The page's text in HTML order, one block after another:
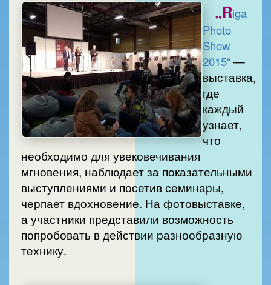
„Riga
Photo
Show
2015“—
выставка,
где
каждый
узнает,
что
необходимо для увековечивания
мгновения, наблюдает за показательными
выступлениями и посетив семинары,
черпает вдохновение. На фотовыставке,
а участники представили возможность
попробовать в действии разнообразную
технику.